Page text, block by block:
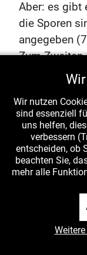
Aber: es gibt
die Sporen
angegeben
Zum
„in allen
schwärzt
sehr
direkt und
Ludwig die
gleicher
verleitete),
heller grau-
Wir nutzen
sind essenziell
uns helfen,
verbessern
entscheiden, ob
beachten Sie,
mehr alle